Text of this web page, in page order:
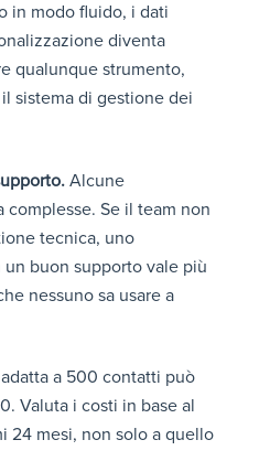
in modo fluido, i dati
diventa
qualunque strumento,
sistema di gestione dei
Alcune
Se il team non
tecnica, uno
buon supporto vale più
nessuno sa usare a
a 500 contatti può
Valuta i costi in base al
24 mesi, non solo a quello